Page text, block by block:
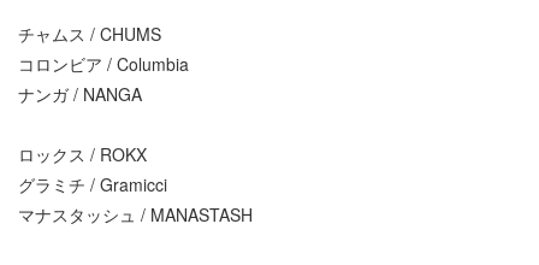
チャムス / CHUMS
コロンビア / Columbia
ナンガ / NANGA
ロックス / ROKX
グラミチ / Gramicci
マナスタッシュ / MANASTASH